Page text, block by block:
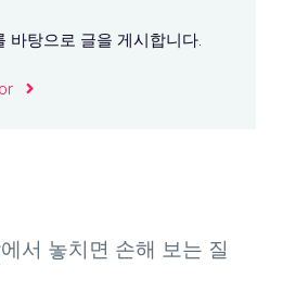
바탕으로 글을 게시합니다.
서 놓치면 손해 보는 질